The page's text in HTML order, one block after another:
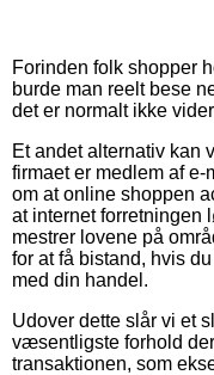
Forinden folk shopper
burde man reelt bese
det er normalt ikke
Et andet alternativ
firmaet er medlem af
om at online shoppen
at internet
mestrer lovene på
for at få bistand, hvis
med din handel.
Udover dette slår vi et
væsentligste forhold
transaktionen, som